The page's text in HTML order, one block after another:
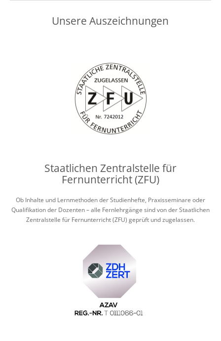
Unsere Auszeichnungen
Staatlichen Zentralstelle für
Fernunterricht (ZFU)
Ob Inhalte und Lernmethoden der Studienhefte, Praxisseminare oder
Qualifikation der Dozenten – alle Fernlehrgänge sind von der Staatlichen
Zentralstelle für Fernunterricht (ZFU) geprüft und zugelassen.